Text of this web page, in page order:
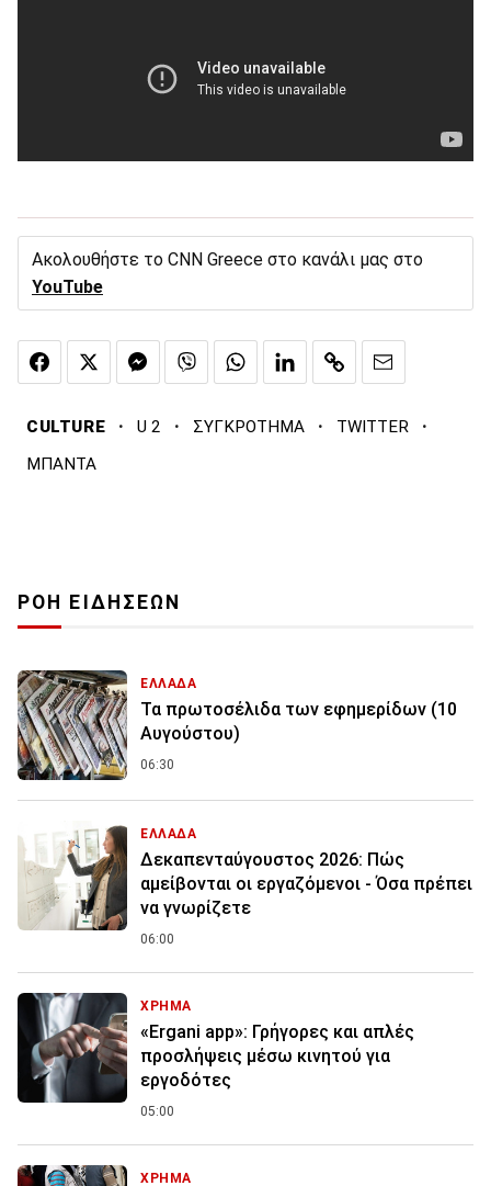
Ακολουθήστε το CNN Greece στο κανάλι μας στο
YouTube
CULTURE · U 2 · ΣΥΓΚΡΟΤΗΜΑ · TWITTER ·
ΜΠΑΝΤΑ
ΡΟΗ ΕΙΔΗΣΕΩΝ
ΕΛΛΑΔΑ
Τα πρωτοσέλιδα των εφημερίδων (10
Αυγούστου)
06:30
ΕΛΛΑΔΑ
Δεκαπενταύγουστος 2026: Πώς
αμείβονται οι εργαζόμενοι - Όσα πρέπει
να γνωρίζετε
06:00
ΧΡΗΜΑ
«Ergani app»: Γρήγορες και απλές
προσλήψεις μέσω κινητού για
εργοδότες
05:00
ΧΡΗΜΑ